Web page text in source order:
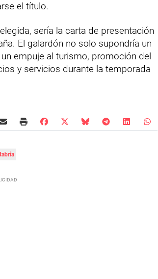
el título.
sería la carta de presentación
El galardón no solo supondría un
empuje al turismo, promoción del
y servicios durante la temporada